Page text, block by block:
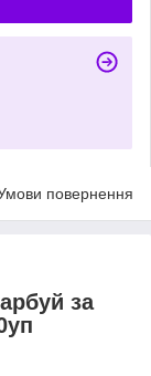
повернення
за